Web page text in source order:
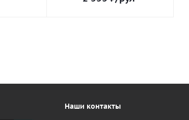
Наши контакты